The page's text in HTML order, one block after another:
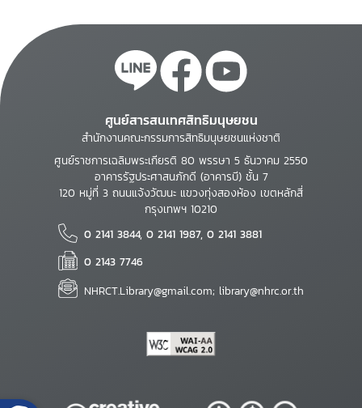
ศูนย์สารสนเทศสิทธิมนุษยชน
สำนักงานคณะกรรมการสิทธิมนุษยชนแห่งชาติ
ศูนย์ราชการเฉลิมพระเกียรติ 80 พรรษา 5 ธันวาคม 2550
อาคารรัฐประศาสนภักดี (อาคารบี) ชั้น 7
120 หมู่ที่ 3 ถนนแจ้งวัฒนะ แขวงทุ่งสองห้อง เขตหลักสี่
กรุงเทพฯ 10210
0 2141 3844, 0 2141 1987, 0 2141 3881
0 2143 7746
NHRCT.Library@gmail.com; library@nhrc.or.th